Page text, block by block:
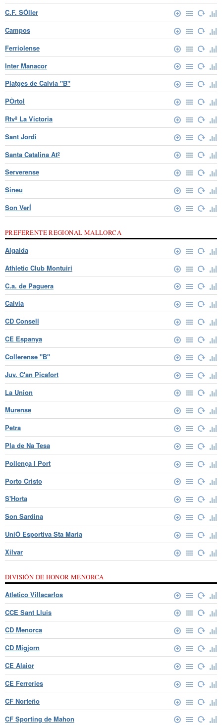
C.F. SÓller
Campos
Ferriolense
Inter Manacor
Platges de Calvia "B"
PÒrtol
Rtvº La Victoria
Sant Jordi
Santa Catalina Atº
Serverense
Sineu
Son VerÍ
PREFERENTE REGIONAL MALLORCA
Algaida
Athletic Club Montuiri
C.a. de Paguera
Calvia
CD Consell
CE Espanya
Collerense "B"
Juv. C'an Picafort
La Union
Murense
Petra
Pla de Na Tesa
Pollença I Port
Porto Cristo
S'Horta
Son Sardina
UniÓ Esportiva Sta Maria
Xilvar
DIVISIÓN DE HONOR MENORCA
Atletico Villacarlos
CCE Sant Lluis
CD Menorca
CD Migjorn
CE Alaior
CE Ferreries
CF Norteño
CF Sporting de Mahon